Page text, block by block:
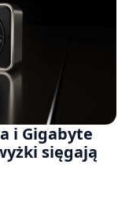
i Gigabyte
sięgają